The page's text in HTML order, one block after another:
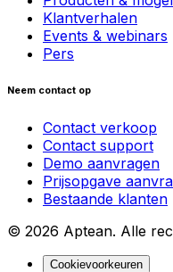
Klantverhalen
Events & webinars
Pers
Neem contact op
Contact verkoop
Contact support
Demo aanvragen
Prijsopgave
Bestaande klanten
© 2026 Aptean. Alle
Cookievoorkeuren